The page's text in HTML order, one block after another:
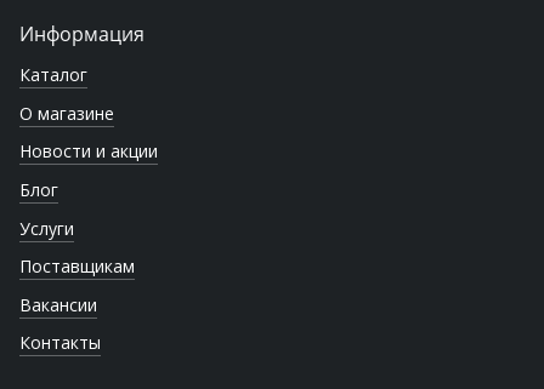
Информация
Каталог
О магазине
Новости и акции
Блог
Услуги
Поставщикам
Вакансии
Контакты